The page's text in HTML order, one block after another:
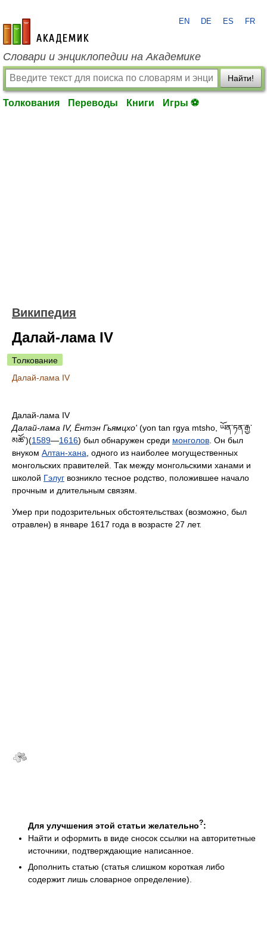
academic.ru
EN DE ES FR
Словари и энциклопедии на Академике
Найти!
Толкования Переводы Книги Игры ⚽
Википедия
Далай-лама IV
Толкование
Далай-лама IV
Далай-лама IV
Далай-лама IV, Ёнтэн Гьямцхо' (yon tan rgya mtsho, ཡོན་ཏན་རྒྱ་
མཚོ་)(1589—1616) был обнаружен среди монголов . Он был
внуком Алтан-хана , одного из наиболее могущественных
монгольских правителей. Так между монгольскими ханами и
школой Гэлуг возникло тесное родство, положившее начало
прочным и длительным связям.
Умер при подозрительных обстоятельствах (возможно, был
отравлен) в январе 1617 года в возрасте 27 лет.
Для улучшения этой статьи желательно?:
Найти и оформить в виде сносок ссылки на авторитетные
источники, подтверждающие написанное.
Дополнить статью (статья слишком короткая либо
содержит лишь словарное определение).